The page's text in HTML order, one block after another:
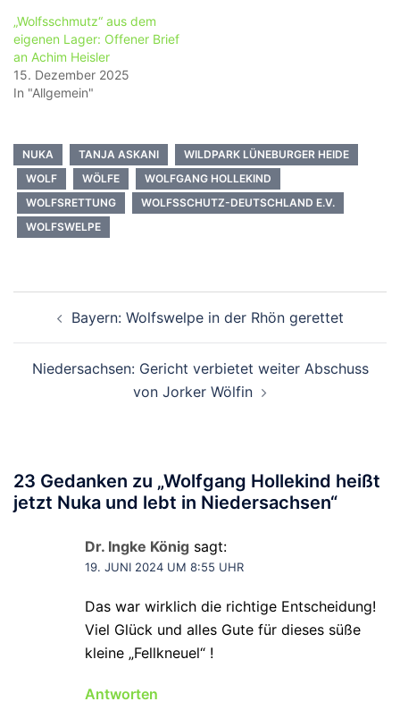
„Wolfsschmutz“ aus dem
eigenen Lager: Offener Brief
an Achim Heisler
15. Dezember 2025
In "Allgemein"
NUKA TANJA ASKANI
WILDPARK LÜNEBURGER HEIDE
WOLF
WÖLFE
WOLFGANG HOLLEKIND
WOLFSRETTUNG
WOLFSSCHUTZ-DEUTSCHLAND E.V.
WOLFSWELPE
Bayern: Wolfswelpe in der Rhön gerettet
Niedersachsen: Gericht verbietet weiter Abschuss
von Jorker Wölfin
23 Gedanken zu „Wolfgang Hollekind heißt
jetzt Nuka und lebt in Niedersachsen“
Dr. Ingke König sagt:
19. JUNI 2024 UM 8:55 UHR
Das war wirklich die richtige Entscheidung!
Viel Glück und alles Gute für dieses süße
kleine „Fellkneuel“ !
Antworten